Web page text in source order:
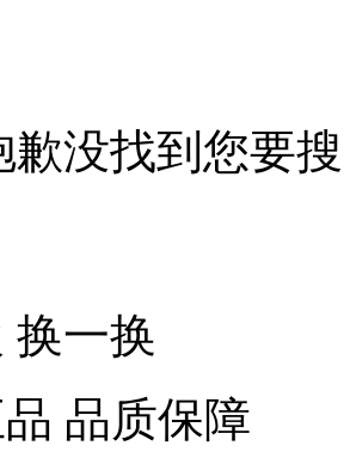
歉没找到您要
换一换
品质保障